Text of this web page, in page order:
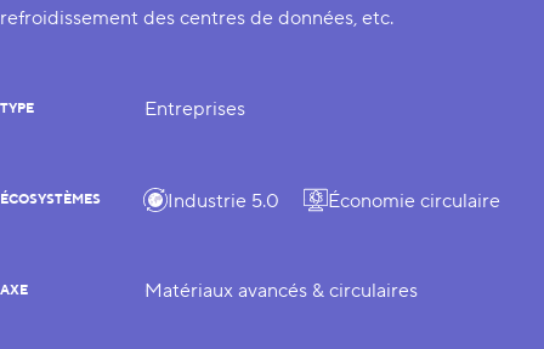
refroidissement des centres de données, etc.
TYPE Entreprises
ÉCOSYSTÈMES Industrie 5.0 Économie circulaire
AXE Matériaux avancés & circulaires